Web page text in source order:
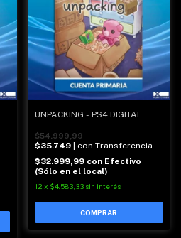
UNPACKING - PS4 DIGITAL
$54.999,99
$35.749 | con Transferencia
$32.999,99 con Efectivo
(Sólo en el local)
12 x $4.583,33 sin interés